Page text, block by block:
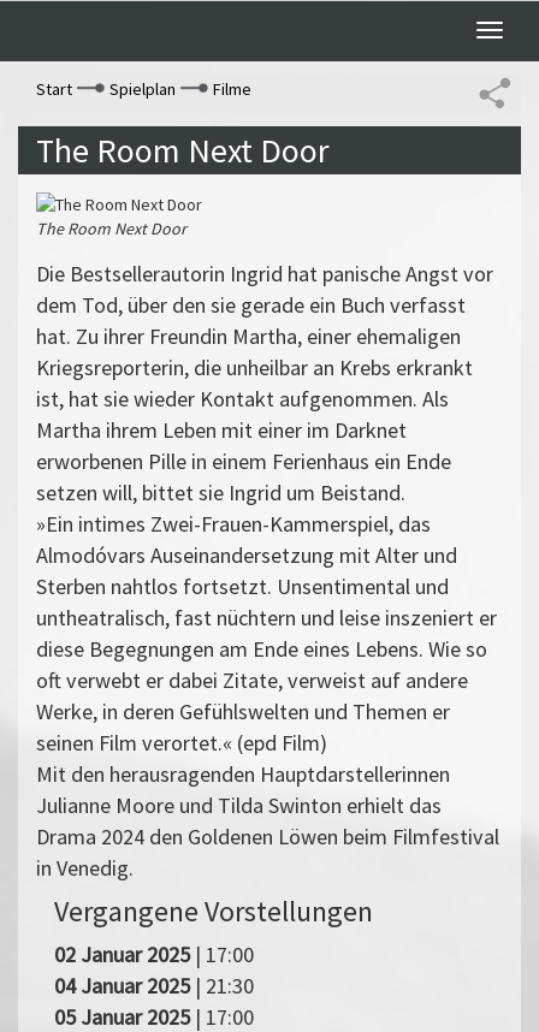
Toggle
Start
Spielplan Filme
The Room Next Door
The Room Next Door
Die Bestsellerautorin Ingrid hat panische Angst vor
dem Tod, über den sie gerade ein Buch verfasst
hat. Zu ihrer Freundin Martha, einer ehemaligen
Kriegsreporterin, die unheilbar an Krebs erkrankt
ist, hat sie wieder Kontakt aufgenommen. Als
Martha ihrem Leben mit einer im Darknet
erworbenen Pille in einem Ferienhaus ein Ende
setzen will, bittet sie Ingrid um Beistand.
»Ein intimes Zwei-Frauen-Kammerspiel, das
Almodóvars Auseinandersetzung mit Alter und
Sterben nahtlos fortsetzt. Unsentimental und
untheatralisch, fast nüchtern und leise inszeniert er
diese Begegnungen am Ende eines Lebens. Wie so
oft verwebt er dabei Zitate, verweist auf andere
Werke, in deren Gefühlswelten und Themen er
seinen Film verortet.« (epd Film)
Mit den herausragenden Hauptdarstellerinnen
Julianne Moore und Tilda Swinton erhielt das
Drama 2024 den Goldenen Löwen beim Filmfestival
in Venedig.
Vergangene Vorstellungen
02 Januar 2025| 17:00
04 Januar 2025| 21:30
05 Januar 2025| 17:00